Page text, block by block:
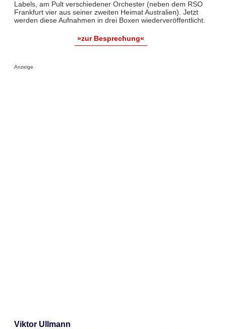
Labels, am Pult verschiedener Orchester (neben dem RSO
Frankfurt vier aus seiner zweiten Heimat Australien). Jetzt
werden diese Aufnahmen in drei Boxen wiederveröffentlicht.
»zur Besprechung«
Anzeige
Viktor Ullmann